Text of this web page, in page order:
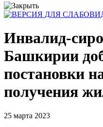
Инвалид-
Башкирии
постановки
получения
25 марта 2023